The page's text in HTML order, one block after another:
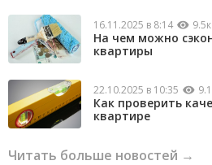
16.11.2025 в 8:14 9.5к
На чем можно
квартиры
22.10.2025 в 10:35
Как проверить
квартире
Читать больше новостей →